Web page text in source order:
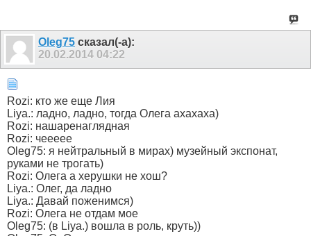
Olеg75 сказал(-а):
20.02.2014 04:22
Rozi: кто же еще Лия
Liya.: ладно, ладно, тогда Олега ахахаха)
Rozi: нашаренаглядная
Rozi: чеееее
Oleg75: я нейтральный в мирах) музейный экспонат,
руками не трогать)
Rozi: Олега а херушки не хош?
Liya.: Олег, да ладно
Liya.: Давай поженимся)
Rozi: Олега не отдам мое
Oleg75: (в Liya.) вошла в роль, круть))